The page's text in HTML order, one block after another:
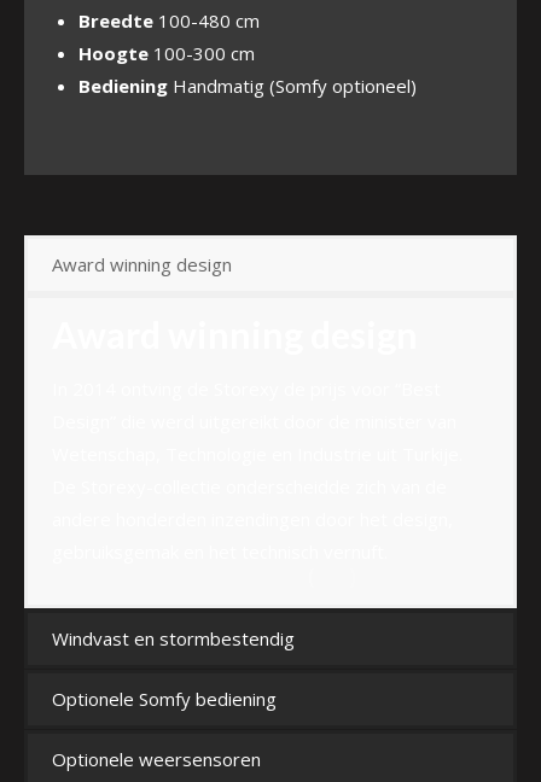
Breedte 100-480 cm
Hoogte 100-300 cm
Bediening Handmatig (Somfy optioneel)
Award winning design
Windvast en stormbestendig
Optionele Somfy bediening
Optionele weersensoren